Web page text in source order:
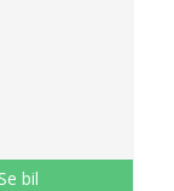
Se bil